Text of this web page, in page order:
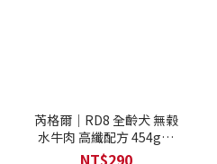
芮格爾｜RD8 全齡犬 無榖
水牛肉 高纖配方 454g｜
REGAL 天然犬糧 狗飼料
NT$290